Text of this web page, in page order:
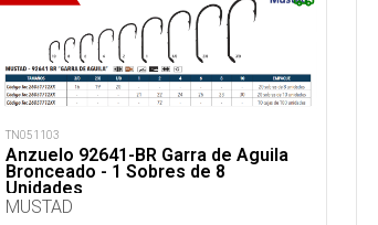
TN051103
Anzuelo 92641-BR Garra de Aguila
Bronceado - 1 Sobres de 8
Unidades
MUSTAD